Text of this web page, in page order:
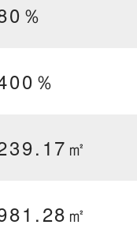
％
％
㎡
㎡